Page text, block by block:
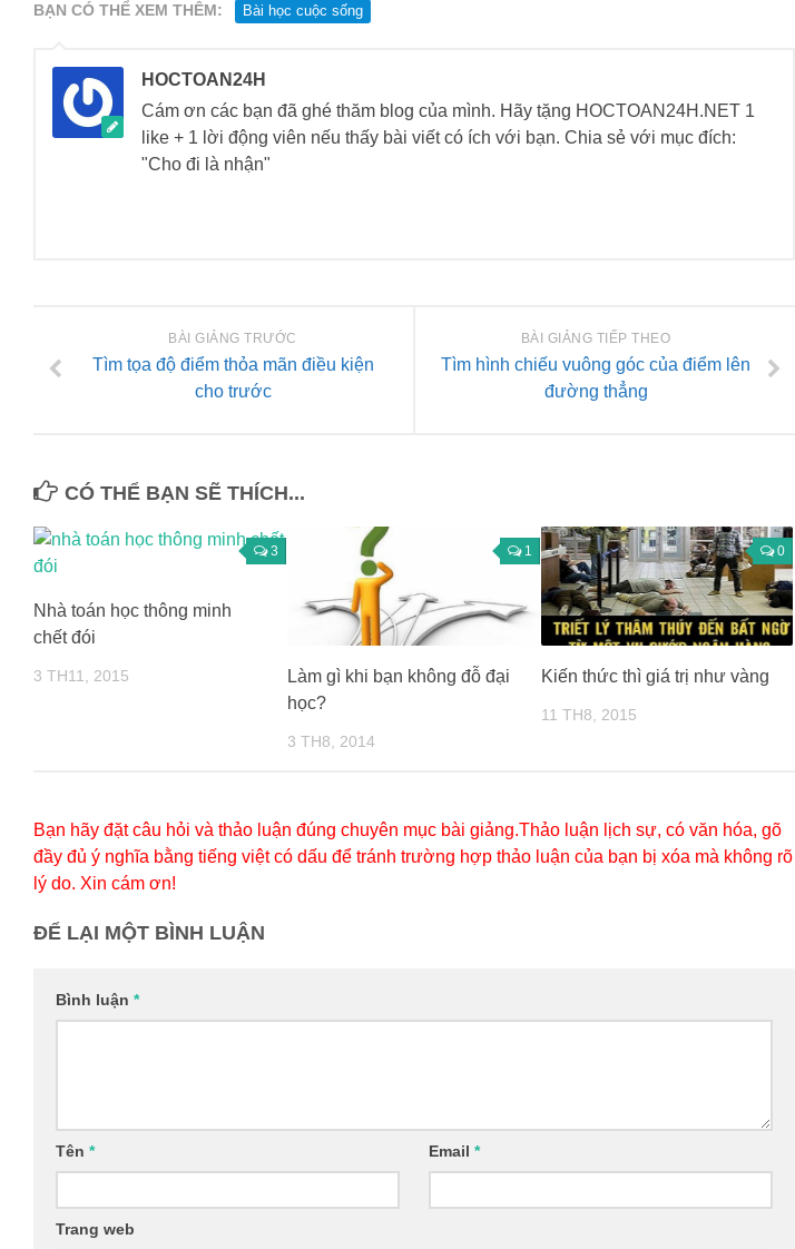
BẠN CÓ THỂ XEM THÊM: Bài học cuộc sống
HOCTOAN24H
Cám ơn các bạn đã ghé thăm blog của mình. Hãy tặng HOCTOAN24H.NET 1
like + 1 lời động viên nếu thấy bài viết có ích với bạn. Chia sẻ với mục đích:
"Cho đi là nhận"
BÀI GIẢNG TIẾP THEO
Tìm hình chiếu vuông góc của điểm lên
đường thẳng
BÀI GIẢNG TRƯỚC
Tìm tọa độ điểm thỏa mãn điều kiện
cho trước
CÓ THỂ BẠN SẼ THÍCH...
3
Nhà toán học thông minh
chết đói
3 TH11, 2015
1
Làm gì khi bạn không đỗ đại
học?
3 TH8, 2014
0
Kiến thức thì giá trị như vàng
11 TH8, 2015
Bạn hãy đặt câu hỏi và thảo luận đúng chuyên mục bài giảng.Thảo luận lịch sự, có văn hóa, gõ
đầy đủ ý nghĩa bằng tiếng việt có dấu để tránh trường hợp thảo luận của bạn bị xóa mà không rõ
lý do. Xin cám ơn!
ĐỂ LẠI MỘT BÌNH LUẬN
Bình luận *
Tên * Email *
Trang web